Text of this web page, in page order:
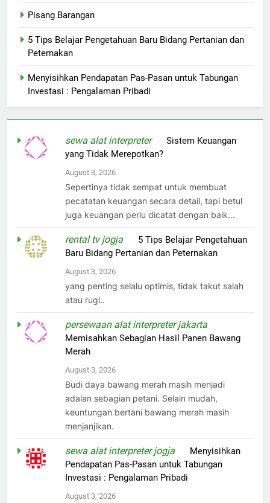
Pisang Barangan
5 Tips Belajar Pengetahuan Baru Bidang Pertanian dan
Peternakan
Menyisihkan Pendapatan Pas-Pasan untuk Tabungan
Investasi : Pengalaman Pribadi
sewa alat interpreteronSistem Keuangan
yang Tidak Merepotkan?
August 3, 2026
Sepertinya tidak sempat untuk membuat
pecatatan keuangan secara detail, tapi betul
juga keuangan perlu dicatat dengan baik...
rental tv jogja
5 Tips Belajar Pengetahuan
Baru Bidang Pertanian dan Peternakan
August 3, 2026
yang penting selalu optimis, tidak takut salah
atau rugi..
persewaan alat interpreter jakarta
Memisahkan Sebagian Hasil Panen Bawang
Merah
August 3, 2026
Budi daya bawang merah masih menjadi
adalan sebagian petani. Selain mudah,
keuntungan bertani bawang merah masih
menjanjikan.
sewa alat interpreter jogja
Menyisihkan
Pendapatan Pas-Pasan untuk Tabungan
Investasi : Pengalaman Pribadi
August 3, 2026